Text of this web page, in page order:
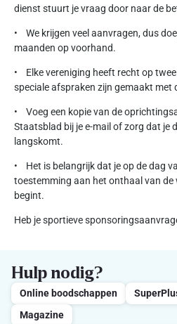
dienst stuurt je vraag door naar de
• We krijgen veel aanvragen, dus
maanden op voorhand.
• Elke vereniging heeft recht op
speciale afspraken zijn gemaakt met
• Voeg een kopie van de
Staatsblad bij je e-mail of zorg dat je
langskomt.
• Het is belangrijk dat je op de dag
toestemming aan het onthaal van
begint.
Heb je sportieve
Hulp nodig?
Online boodschappen
Magazine